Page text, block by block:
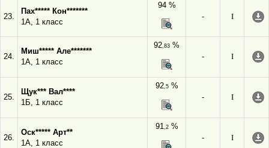
23.
Пах***** Кон*******
1А, 1 класс
94 %
-
I
24.
Миш***** Але*******
1А, 1 класс
92,83 %
-
I
25.
Щук*** Вал****
1Б, 1 класс
92,5%
-
I
26.
Оск***** Арт**
1А, 1 класс
91,2%
-
I